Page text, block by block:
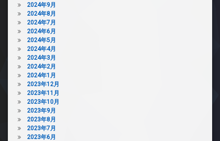
2024年9月
2024年8月
2024年7月
2024年6月
2024年5月
2024年4月
2024年3月
2024年2月
2024年1月
2023年12月
2023年11月
2023年10月
2023年9月
2023年8月
2023年7月
2023年6月